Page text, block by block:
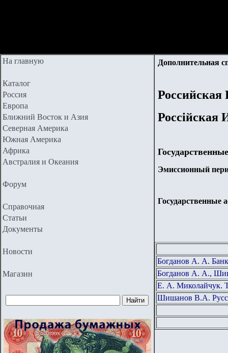
На главную
Каталог
Россия
Европа
Ближний Восток и Азия
Северная Америка
Южная Америка
Африка
Австралия и Океания
Форум
Справочная
Статьи
Документы
Новости
Магазин
Дополнительная
Россійская
Эмиссионный
Государственные
Богданов А. А.
Богданов А. А.,
Е. А.
Шишанов В.А.